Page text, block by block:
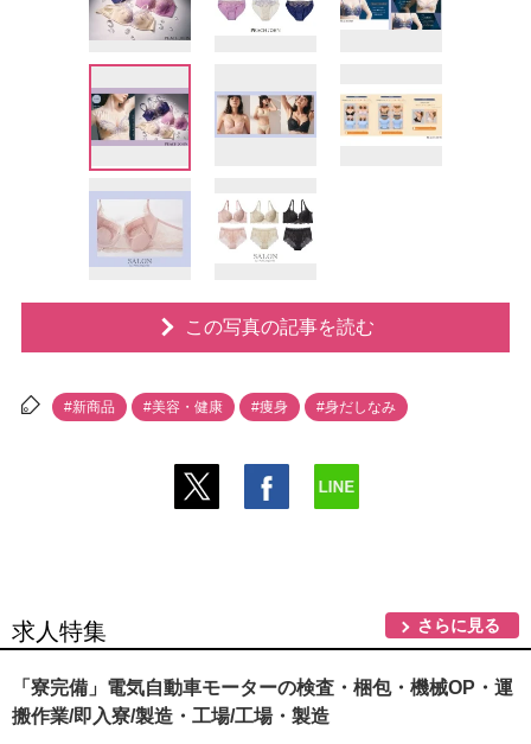
この写真の記事を読む
#新商品 #美容・健康 #痩身 #身だしなみ
求人特集 さらに見る
「寮完備」電気自動車モーターの検査・梱包・機械OP・運
搬作業/即入寮/製造・工場/工場・製造